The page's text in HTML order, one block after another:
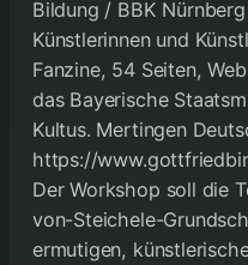
Bildung / BBK
Künstlerinnen und
Fanzine, 54 Seiten,
das Bayerische
Kultus. Mertingen
https://
Der Workshop soll die
von-Steichele-
ermutigen,